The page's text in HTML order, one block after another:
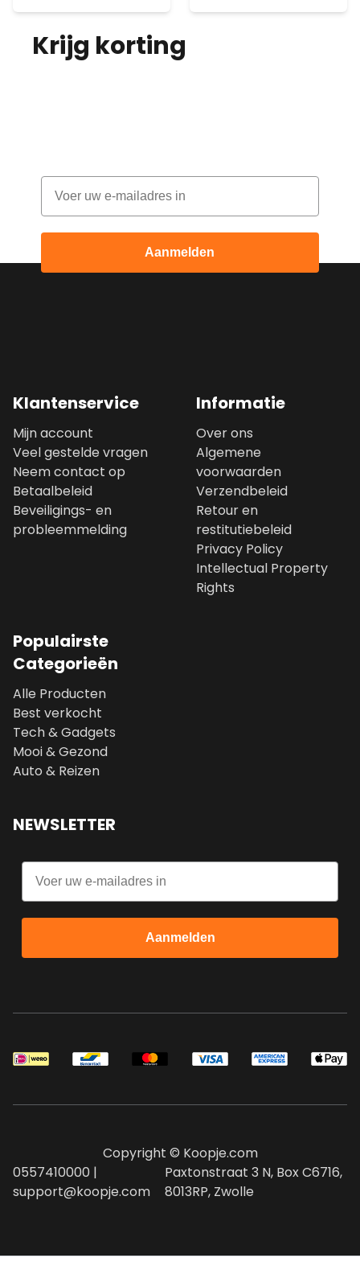
Krijg korting
Email
Aanmelden
Klantenservice
Mijn account
Veel gestelde vragen
Neem contact op
Betaalbeleid
Beveiligings- en
probleemmelding
Informatie
Over ons
Algemene
voorwaarden
Verzendbeleid
Retour en
restitutiebeleid
Privacy Policy
Intellectual Property
Rights
Populairste
Categorieën
Alle Producten
Best verkocht
Tech & Gadgets
Mooi & Gezond
Auto & Reizen
NEWSLETTER
Email
Aanmelden
Copyright © Koopje.com
0557410000 |
support@koopje.com
Paxtonstraat 3 N, Box C6716,
8013RP, Zwolle